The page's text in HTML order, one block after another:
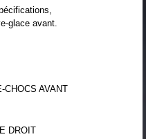
glace avant.
CHOCS AVANT
DROIT